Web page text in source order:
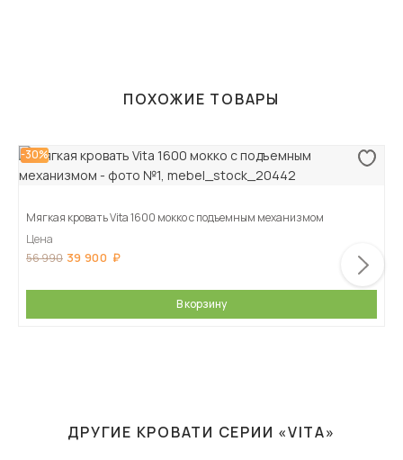
ПОХОЖИЕ ТОВАРЫ
-30%
Мягкая кровать Vita 1600 мокко с подъемным механизмом
Цена
56 990 39 900
В корзину
ДРУГИЕ КРОВАТИ СЕРИИ «VITA»